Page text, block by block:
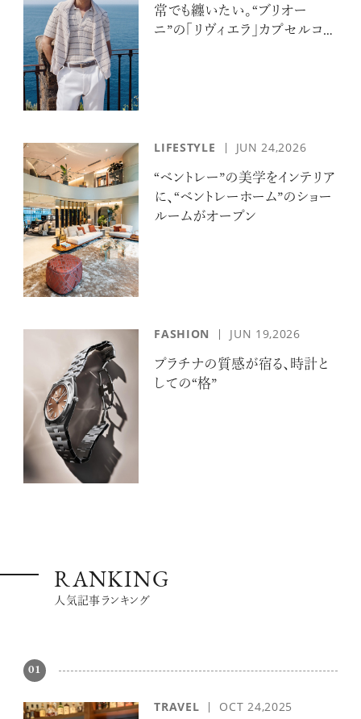
常でも纏いたい。“ブリオー
ニ”の「リヴィエラ」カプセルコレ
LIFESTYLE JUN 24,2026
“ベントレー”の美学をインテリア
に、“ベントレーホーム”のショー
ルームがオープン
FASHION JUN 19,2026
プラチナの質感が宿る、時計と
しての“格”
RANKING
人気記事ランキング
01
TRAVEL OCT 24,2025